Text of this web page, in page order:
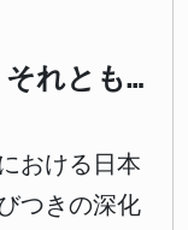
それとも…
おける日本
つきの深化